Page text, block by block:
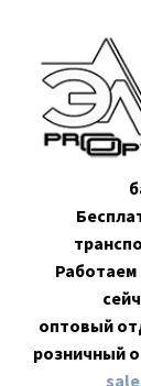
навигации
содержимому
Работаем
оптовый
розничный